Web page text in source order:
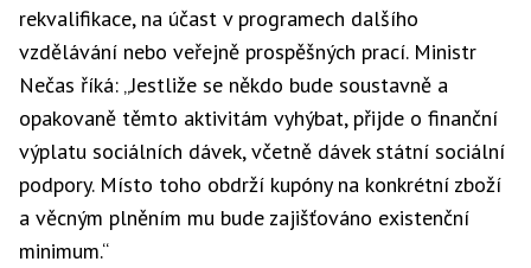
rekvalifikace, na účast v programech dalšího
vzdělávání nebo veřejně prospěšných prací. Ministr
Nečas říká: „Jestliže se někdo bude soustavně a
opakovaně těmto aktivitám vyhýbat, přijde o finanční
výplatu sociálních dávek, včetně dávek státní sociální
podpory. Místo toho obdrží kupóny na konkrétní zboží
a věcným plněním mu bude zajišťováno existenční
minimum.“